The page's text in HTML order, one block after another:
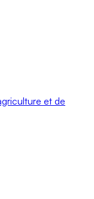
et de